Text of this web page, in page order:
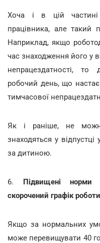
Хоча і в цій
працівника, але такий
Наприклад, якщо
час знаходження його у
непрацездатності, то
робочий день, що настає
тимчасової
Як і раніше, не
знаходяться у
за дитиною.
6. Підвищені норми
скорочений графік
Якщо за нормальних
може перевищувати 40